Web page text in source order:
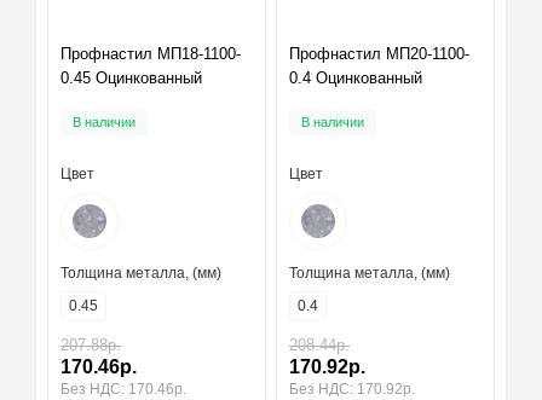
Профнастил МП18-1100-
0.45 Оцинкованный
В наличии
Цвет
Толщина металла, (мм)
0.45
207.88р.
170.46р.
Без НДС: 170.46р.
Профнастил МП20-1100-
0.4 Оцинкованный
В наличии
Цвет
Толщина металла, (мм)
0.4
208.44р.
170.92р.
Без НДС: 170.92р.